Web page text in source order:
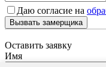
Даю согласие на
Вызвать замерщика
Оставить заявку
Имя